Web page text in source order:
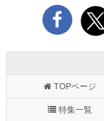
TOPページ
特集一覧